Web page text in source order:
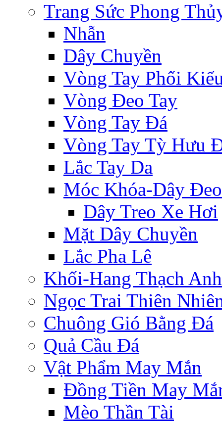
Trang Sức Phong
Nhẫn
Dây Chuyền
Vòng Tay Phối
Vòng Đeo Tay
Vòng Tay Đá
Vòng Tay Tỳ Hưu
Lắc Tay Da
Móc Khóa-Dây Đeo
Dây Treo Xe Hơi
Mặt Dây Chuyền
Lắc Pha Lê
Khối-Hang Thạch Anh
Ngọc Trai Thiên
Chuông Gió Bằng Đá
Quả Cầu Đá
Vật Phẩm May Mắn
Đồng Tiền May
Mèo Thần Tài